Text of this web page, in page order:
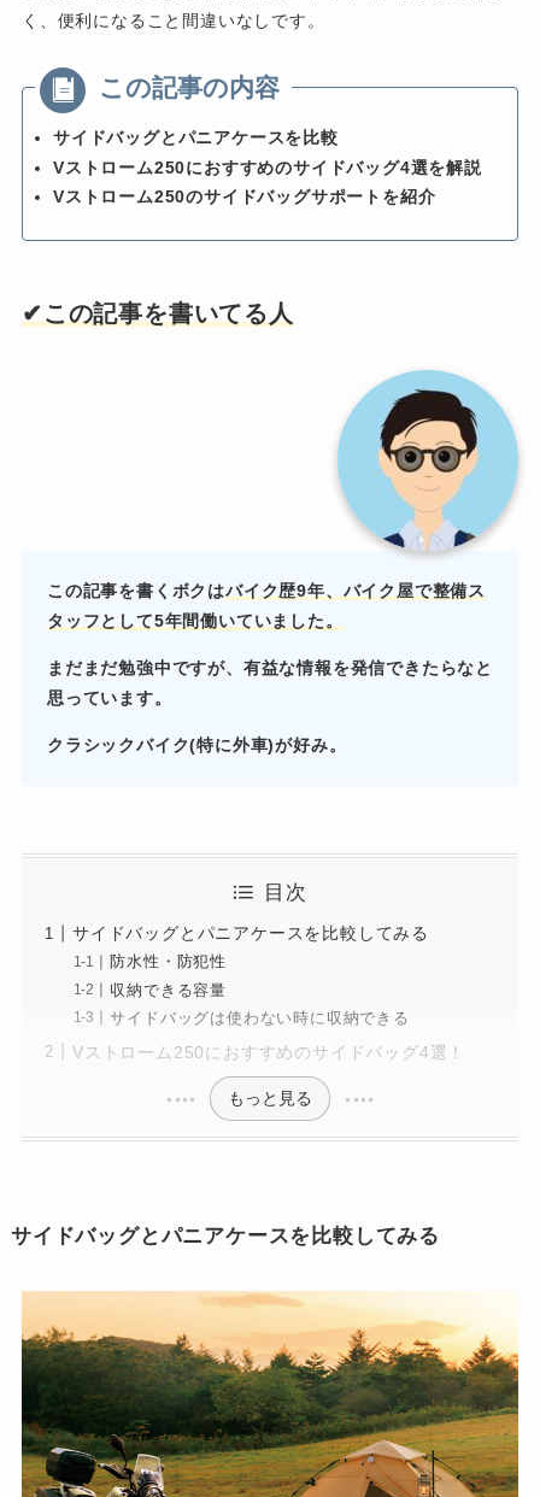
く、便利になること間違いなしです。
サイドバッグとパニアケースを比較
Vストローム250におすすめのサイドバッグ4選を解説
Vストローム250のサイドバッグサポートを紹介
✔︎この記事を書いてる人
この記事を書くボクはバイク歴9年、バイク屋で整備ス
タッフとして5年間働いていました。
まだまだ勉強中ですが、有益な情報を発信できたらなと
思っています。
クラシックバイク(特に外車)が好み。
目次
サイドバッグとパニアケースを比較してみる
防水性・防犯性
収納できる容量
サイドバッグは使わない時に収納できる
Vストローム250におすすめのサイドバッグ4選！
もっと見る
サイドバッグとパニアケースを比較してみる